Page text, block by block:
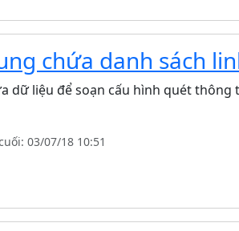
chứa danh sách
dữ liệu để soạn cấu hình quét thông
03/07/18 10:51